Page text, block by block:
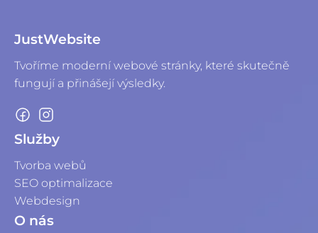
JustWebsite
Tvoříme moderní webové stránky, které skutečně
fungují a přinášejí výsledky.
Služby
Tvorba webů
SEO optimalizace
Webdesign
O nás